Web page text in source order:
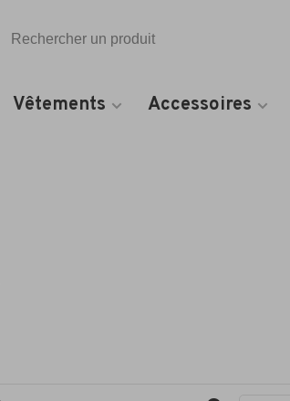
Vêtements Accessoires